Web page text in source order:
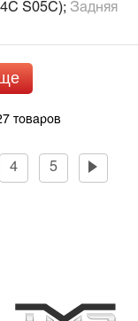
S05C); Задняя
товаров
4 5